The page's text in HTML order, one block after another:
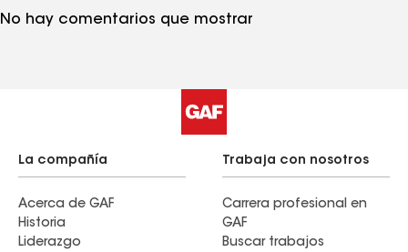
No hay comentarios que mostrar
La compañía
Acerca de GAF
Historia
Liderazgo
Trabaja con nosotros
Carrera profesional en
GAF
Buscar trabajos